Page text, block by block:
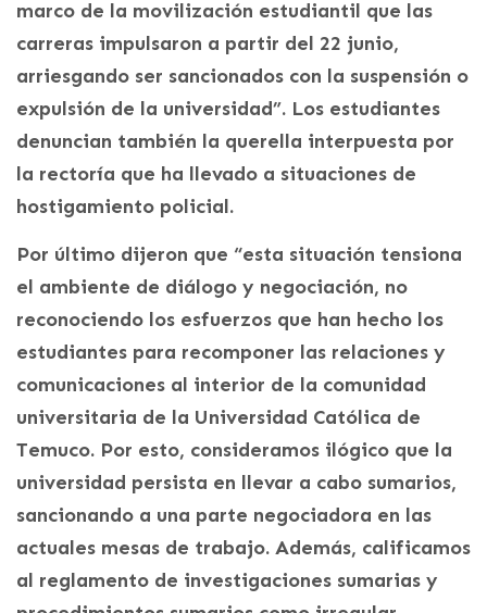
marco de la movilización estudiantil que las
carreras impulsaron a partir del 22 junio,
arriesgando ser sancionados con la suspensión o
expulsión de la universidad”. Los estudiantes
denuncian también la querella interpuesta por
la rectoría que ha llevado a situaciones de
hostigamiento policial.
Por último dijeron que “esta situación tensiona
el ambiente de diálogo y negociación, no
reconociendo los esfuerzos que han hecho los
estudiantes para recomponer las relaciones y
comunicaciones al interior de la comunidad
universitaria de la Universidad Católica de
Temuco. Por esto, consideramos ilógico que la
universidad persista en llevar a cabo sumarios,
sancionando a una parte negociadora en las
actuales mesas de trabajo. Además, calificamos
al reglamento de investigaciones sumarias y